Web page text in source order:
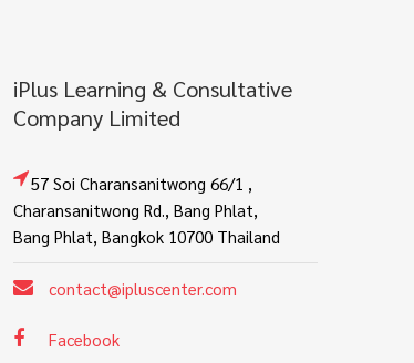
iPlus Learning & Consultative
Company Limited
57 Soi Charansanitwong 66/1 ,
Charansanitwong Rd., Bang Phlat,
Bang Phlat, Bangkok 10700 Thailand
contact@ipluscenter.com
Facebook